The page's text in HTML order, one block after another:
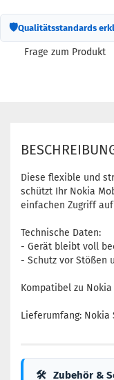
🛡Qualitätsstandards
Frage zum Produkt
Diese flexible und
schützt Ihr Nokia
einfachen Zugriff
Technische Daten:
- Gerät bleibt voll
- Schutz vor Stößen
Kompatibel zu Nokia
Lieferumfang: Nokia
🛠 Zubehör &